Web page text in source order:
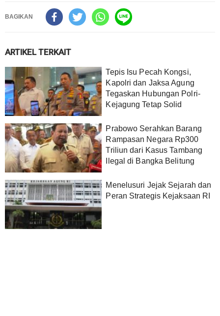
BAGIKAN
ARTIKEL TERKAIT
Tepis Isu Pecah Kongsi,
Kapolri dan Jaksa Agung
Tegaskan Hubungan Polri-
Kejagung Tetap Solid
Prabowo Serahkan Barang
Rampasan Negara Rp300
Triliun dari Kasus Tambang
Ilegal di Bangka Belitung
Menelusuri Jejak Sejarah dan
Peran Strategis Kejaksaan RI